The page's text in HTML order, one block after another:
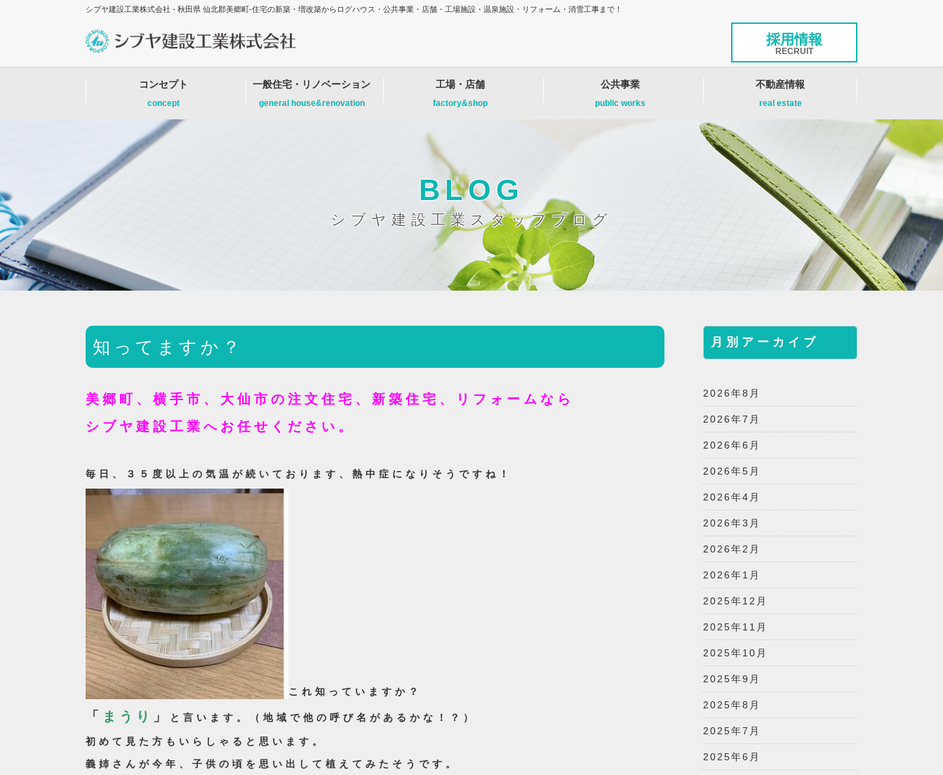
シブヤ建設工業株式会社 - 秋田県 仙北郡美郷町-住宅の新築・増改築からログハウス・公共事業・店舗・工場施設・温泉施設・リフォーム・消雪工事まで！
採用情報
RECRUIT
コンセプト
concept
一般住宅・リノベーション
general house&renovation
工場・店舗
factory&shop
公共事業
public works
不動産情報
real estate
BLOG
シブヤ建設工業スタッフブログ
知ってますか？
美郷町、横手市、大仙市の注文住宅、新築住宅、リフォームなら
シブヤ建設工業へお任せください。
毎日、３５度以上の気温が続いております、熱中症になりそうですね！
これ知っていますか？
「 まうり 」 と言います。（地域で他の呼び名があるかな！？）
初めて見た方もいらしゃると思います。
義姉さんが今年、子供の頃を思い出して植えてみたそうです。
月別アーカイブ
2026年8月
2026年7月
2026年6月
2026年5月
2026年4月
2026年3月
2026年2月
2026年1月
2025年12月
2025年11月
2025年10月
2025年9月
2025年8月
2025年7月
2025年6月